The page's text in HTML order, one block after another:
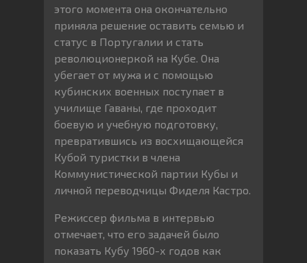
этого момента она окончательно
приняла решение оставить семью и
статус в Португалии и стать
революционеркой на Кубе. Она
убегает от мужа и с помощью
кубинских военных поступает в
училище Гаваны, где проходит
боевую и учебную подготовку,
превратившись из восхищающейся
Кубой туристки в члена
Коммунистической партии Кубы и
личной переводчицы Фиделя Кастро.
Режиссер фильма в интервью
отмечает, что его задачей было
показать Кубу 1960-х годов как